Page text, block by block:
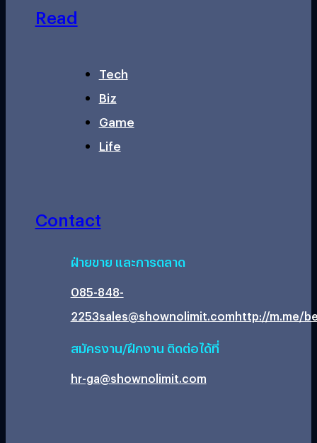
Read
Tech
Biz
Game
Life
Contact
ฝ่ายขาย และการตลาด
085-848-
2253sales@shownolimit.comhttp://m.me/
สมัครงาน/ฝึกงาน ติดต่อได้ที่
hr-ga@shownolimit.com